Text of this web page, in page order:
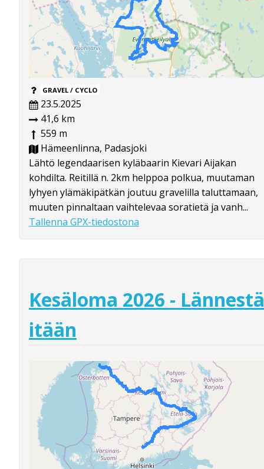
GRAVEL / CYCLO
23.5.2025
41,6 km
559 m
Hämeenlinna, Padasjoki
Lähtö legendaarisen kyläbaarin Kievari Aijakan
kohdilta. Reitillä n. 2km helppoa polkua, muutaman
lyhyen ylämäkipätkän joutuu gravelilla taluttamaan,
muuten pinnaltaan vaihtelevaa soratietä ja vanh...
Tallenna GPX-tiedostona
Kesäloma 2026 - Lännestä
itään